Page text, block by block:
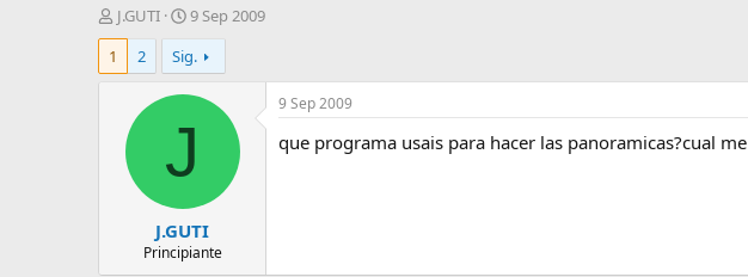
I
n
c
t
J.GUTI
F
e
c
h
a
i
c
i
o
9 Sep 2009
1
2 Sig.
J
J.GUTI
Principiante
9 Sep 2009
que programa usais para hacer las panoramicas?cual